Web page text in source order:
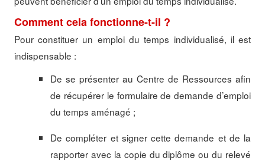
Comment cela fonctionne-t-il ?
Pour constituer un emploi du temps individualisé, il est
indispensable :
De se présenter au Centre de Ressources afin
de récupérer le formulaire de demande d’emploi
du temps aménagé ;
De compléter et signer cette demande et de la
rapporter avec la copie du diplôme ou du relevé